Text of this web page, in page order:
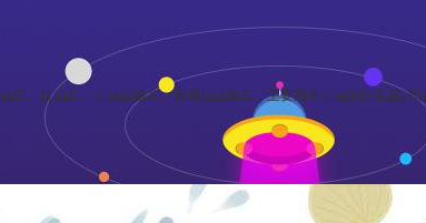
车、拉油车、石油运输车、食用油运输车，主要用作石油的衍生品(